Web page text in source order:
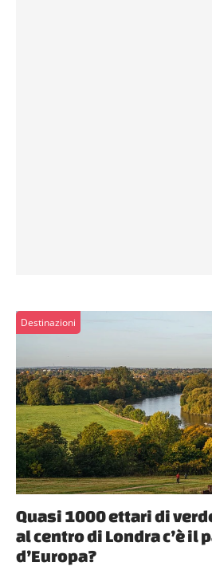
Destinazioni
Quasi 1000 ettari di
al centro di Londra c’è il
d’Europa?